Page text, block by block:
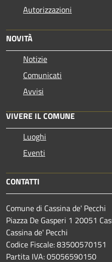
Autorizzazioni
NOVITÀ
Notizie
Comunicati
Avvisi
VIVERE IL COMUNE
Luoghi
Eventi
CONTATTI
Comune di Cassina de' Pecchi
Piazza De Gasperi 1 20051
Cassina de' Pecchi
Codice Fiscale: 83500570151
Partita IVA: 05056590150